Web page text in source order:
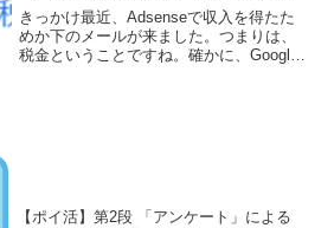
法）
きっかけ最近、Adsenseで収入を得たた
めか下のメールが来ました。つまりは、
税金ということですね。確かに、Google
【ポイ活】第2段 「アンケート」による